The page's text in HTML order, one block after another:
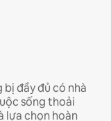
đầy đủ có nhà
sống thoải
lựa chọn hoàn